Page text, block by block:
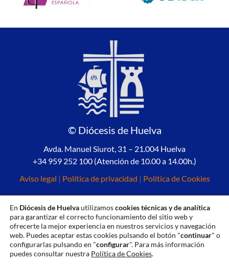
© Diócesis de Huelva
Avda. Manuel Siurot, 31 – 21.004 Huelva
+34 959 252 100 (Atención de 10.00 a 14.00h.)
Aviso legal | Política de privacidad | Política de Cookies
En Diócesis de Huelvautilizamoscookies técnicas y de analítica
para garantizar el correcto funcionamiento del sitio web y
ofrecerte la mejor experiencia en nuestros servicios y navegación
web. Puedes aceptar estas cookies pulsando el botón "continuar" o
configurarlas pulsando en "configurar". Para más información
puedes consultar nuestra Política de Cookies.